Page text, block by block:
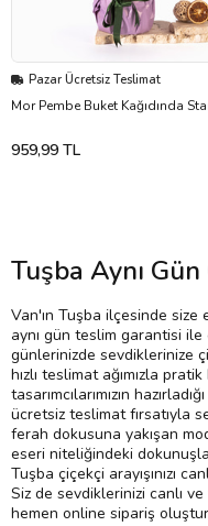
Pazar Ücretsiz Teslimat
Mor Pembe Buket Kağıdında
959,99 TL
Tuşba Aynı
Van'ın Tuşba ilçesinde size
aynı gün teslim garantisi
günlerinizde sevdiklerinize
hızlı teslimat ağımızla
tasarımcılarımızın
ücretsiz teslimat fırsatıyla
ferah dokusuna yakışan
eseri niteliğindeki
Tuşba çiçekçi arayışınızı
Siz de sevdiklerinizi canlı
hemen online sipariş